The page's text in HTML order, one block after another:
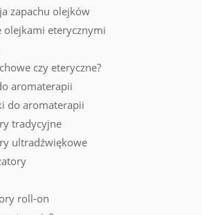
zapachu olejków
olejkami eterycznymi
czy eteryczne?
aromaterapii
do aromaterapii
tradycyjne
ultradźwiękowe
roll-on